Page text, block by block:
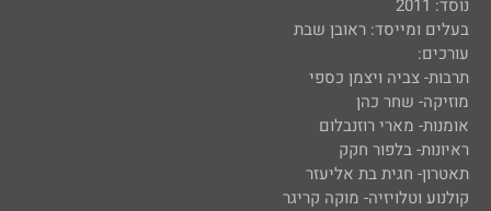
נוסד: 2011
בעלים ומייסד: ראובן שבת
עורכים:
תרבות- צביה ויצמן כספי
מוזיקה- שחר כהן
אומנות- מארי רוזנבלום
ראיונות- בלפור חקק
תאטרון- חגית בת אליעזר
קולנוע וטלויזיה- מוקה קריגר